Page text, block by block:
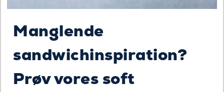
Manglende
sandwichinspiration?
Prøv vores soft